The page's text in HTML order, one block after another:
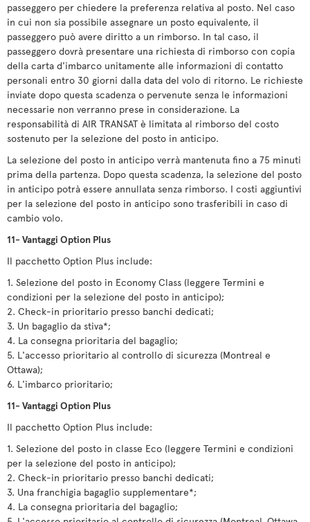
passeggero per chiedere la preferenza relativa al posto. Nel caso
in cui non sia possibile assegnare un posto equivalente, il
passeggero può avere diritto a un rimborso. In tal caso, il
passeggero dovrà presentare una richiesta di rimborso con copia
della carta d'imbarco unitamente alle informazioni di contatto
personali entro 30 giorni dalla data del volo di ritorno. Le richieste
inviate dopo questa scadenza o pervenute senza le informazioni
necessarie non verranno prese in considerazione. La
responsabilità di AIR TRANSAT è limitata al rimborso del costo
sostenuto per la selezione del posto in anticipo.
La selezione del posto in anticipo verrà mantenuta fino a 75 minuti
prima della partenza. Dopo questa scadenza, la selezione del posto
in anticipo potrà essere annullata senza rimborso. I costi aggiuntivi
per la selezione del posto in anticipo sono trasferibili in caso di
cambio volo.
11- Vantaggi Option Plus
Il pacchetto Option Plus include:
1. Selezione del posto in Economy Class (leggere Termini e
condizioni per la selezione del posto in anticipo);
2. Check-in prioritario presso banchi dedicati;
3. Un bagaglio da stiva*;
4. La consegna prioritaria del bagaglio;
5. L'accesso prioritario al controllo di sicurezza (Montreal e
Ottawa);
6. L'imbarco prioritario;
11- Vantaggi Option Plus
Il pacchetto Option Plus include:
1. Selezione del posto in classe Eco (leggere Termini e condizioni
per la selezione del posto in anticipo);
2. Check-in prioritario presso banchi dedicati;
3. Una franchigia bagaglio supplementare*;
4. La consegna prioritaria del bagaglio;